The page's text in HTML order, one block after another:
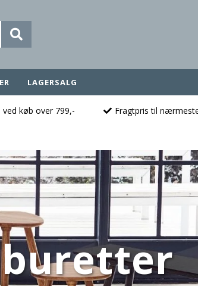
LAGERSALG
køb over 799,- Fragtpris til